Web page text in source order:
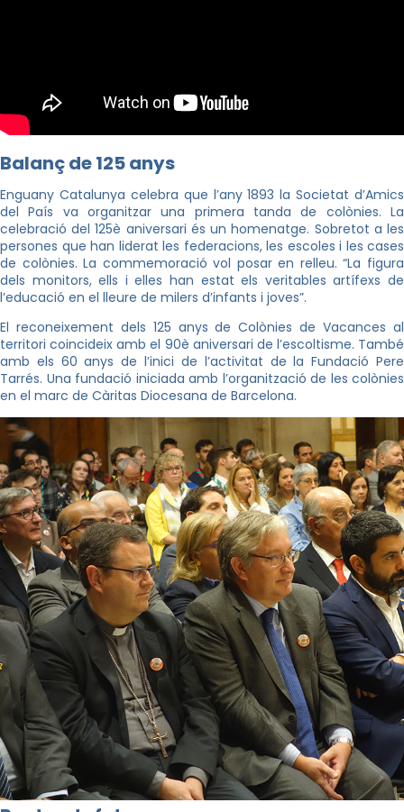
Balanç de 125 anys
Enguany Catalunya celebra que l’any 1893 la Societat d’Amics
del País va organitzar una primera tanda de colònies. La
celebració del 125è aniversari és un homenatge. Sobretot a les
persones que han liderat les federacions, les escoles i les cases
de colònies. La commemoració vol posar en relleu. “La figura
dels monitors, ells i elles han estat els veritables artífexs de
l’educació en el lleure de milers d’infants i joves”.
El reconeixement dels 125 anys de Colònies de Vacances al
territori coincideix amb el 90è aniversari de l’escoltisme. També
amb els 60 anys de l’inici de l’activitat de la Fundació Pere
Tarrés. Una fundació iniciada amb l’organització de les colònies
en el marc de Càritas Diocesana de Barcelona.